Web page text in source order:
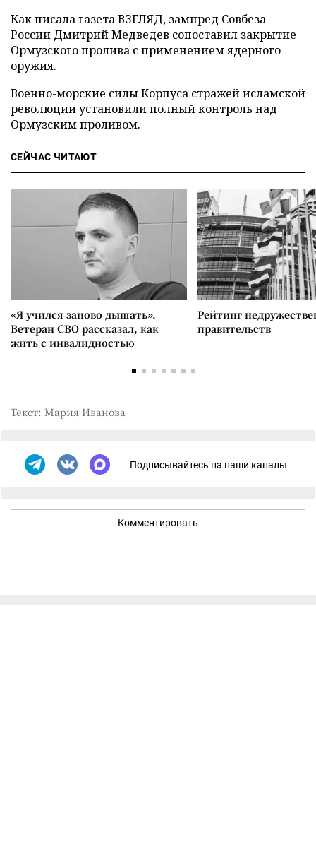
Как писала газета ВЗГЛЯД, зампред Совбеза
России Дмитрий Медведев сопоставил закрытие
Ормузского пролива с применением ядерного
оружия.
Военно-морские силы Корпуса стражей исламской
революцииустановилиполный контроль над
Ормузским проливом.
СЕЙЧАС ЧИТАЮТ
«Я учился заново дышать».
Ветеран СВО рассказал, как
жить с инвалидностью
Рейтинг
правительств
Текст: Мария Иванова
Подписывайтесь на наши каналы
Комментировать